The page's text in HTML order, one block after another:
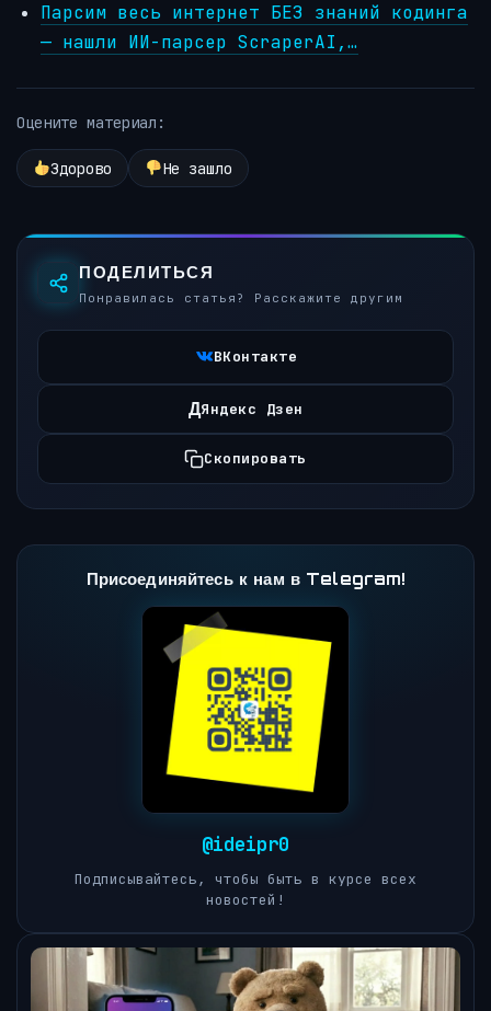
Парсим весь интернет БЕЗ знаний кодинга
— нашли ИИ-парсер ScraperAI,…
Оцените материал:
Здорово Не зашло
ПОДЕЛИТЬСЯ
Понравилась статья? Расскажите другим
ВКонтакте
ДЯндекс Дзен
Скопировать
Присоединяйтесь к нам в Telegram!
@ideipr0
Подписывайтесь, чтобы быть в курсе всех
новостей!